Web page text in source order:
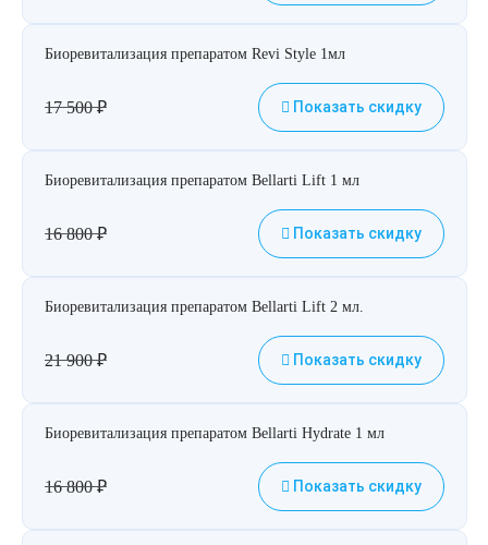
Биоревитализация препаратом Revi Style 1мл
17 500₽ Показать скидку
Биоревитализация препаратом Bellarti Lift 1 мл
16 800₽ Показать скидку
Биоревитализация препаратом Bellarti Lift 2 мл.
21 900₽ Показать скидку
Биоревитализация препаратом Bellarti Hydrate 1 мл
16 800₽ Показать скидку